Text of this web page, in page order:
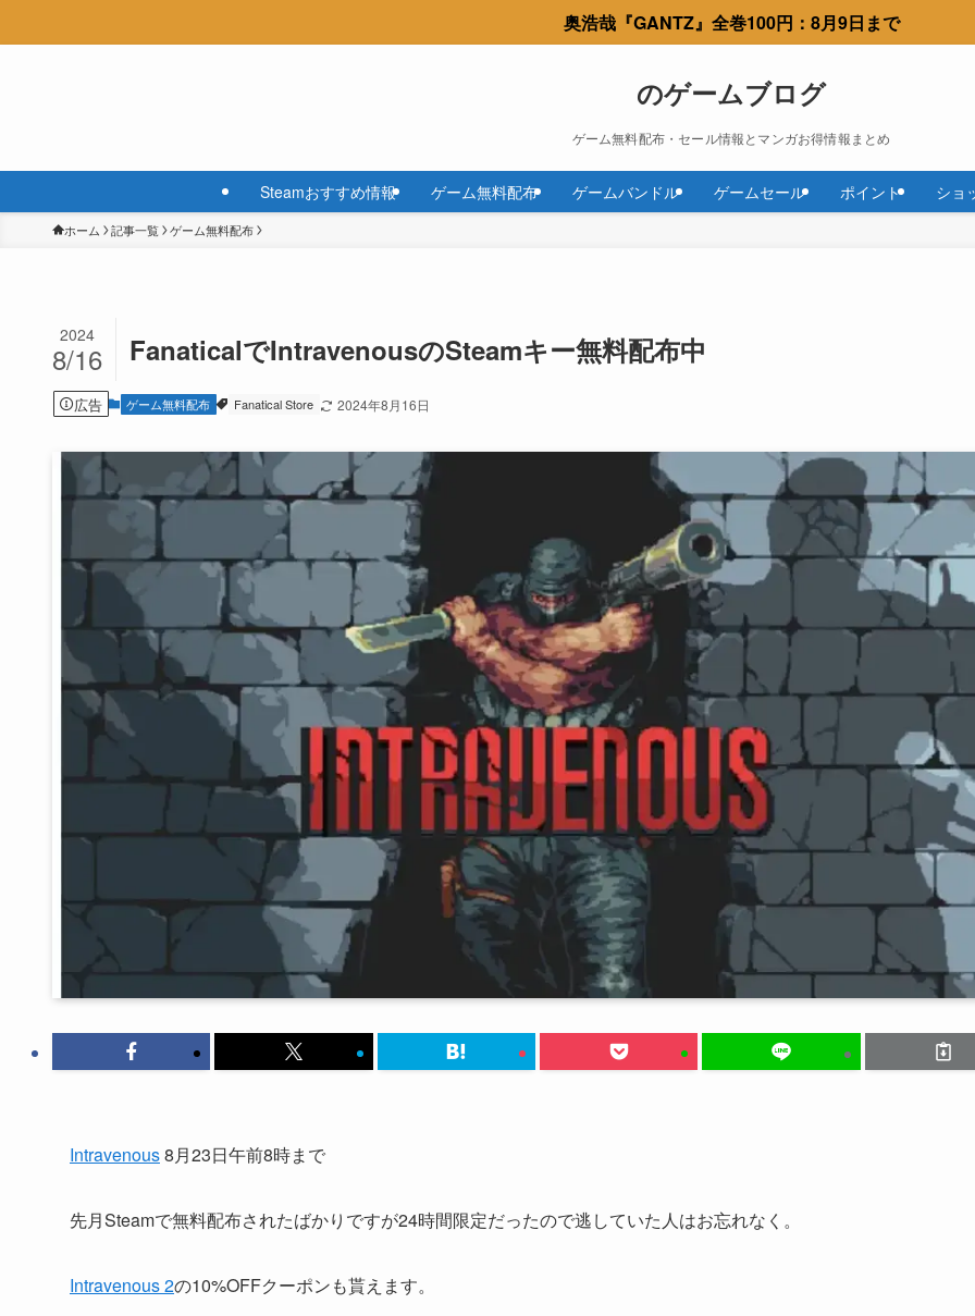
奥浩哉『GANTZ』全巻100円：8月9日まで
のゲームブログ
ゲーム無料配布・セール情報とマンガお得情報まとめ
Steamおすすめ情報 ゲーム無料配布 ゲームバンドル ゲームセール ポイント ショ
ホーム 記事一覧 ゲーム無料配布
FanaticalでIntravenousのSteamキー無料配布中
2024
8/16
広告 ゲーム無料配布 Fanatical Store 2024年8月16日
Intravenous8月23日午前8時まで
先月Steamで無料配布されたばかりですが24時間限定だったので逃していた人はお忘れなく。
Intravenous 2の10%OFFクーポンも貰えます。